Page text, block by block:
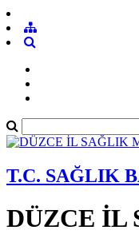
T.C. SAĞLIK
DÜZCE İL